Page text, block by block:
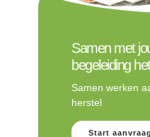
Samen met
begeleiding
Samen werken
herstel
Start aanvraag